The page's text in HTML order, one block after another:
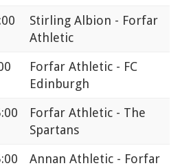
Stirling Albion - Forfar
Athletic
Forfar Athletic - FC
Edinburgh
Forfar Athletic - The
Spartans
Annan Athletic - Forfar